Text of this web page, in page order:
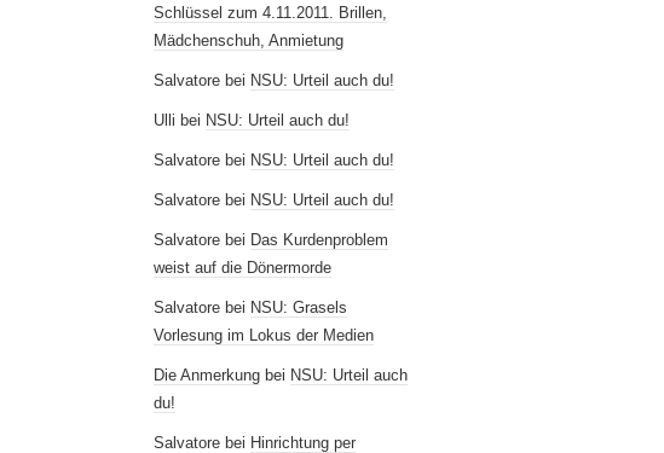
Schlüssel zum 4.11.2011. Brillen,
Mädchenschuh, Anmietung
Salvatore bei NSU: Urteil auch du!
Ulli bei NSU: Urteil auch du!
Salvatore bei NSU: Urteil auch du!
Salvatore bei NSU: Urteil auch du!
Salvatore bei Das Kurdenproblem
weist auf die Dönermorde
Salvatore bei NSU: Grasels
Vorlesung im Lokus der Medien
Die Anmerkung bei NSU: Urteil auch
du!
Salvatore bei Hinrichtung per